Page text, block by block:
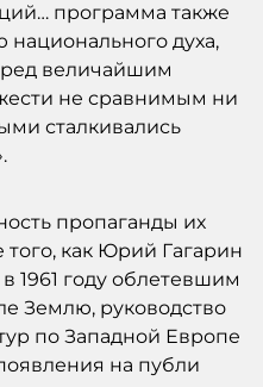
программа также
духа,
величайшим
не сравнимым ни
сталкивались